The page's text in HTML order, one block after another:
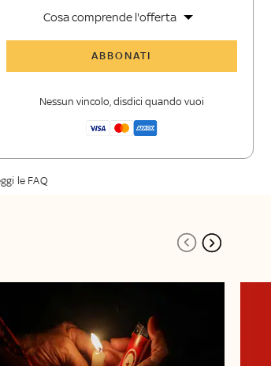
Cosa comprende l'offerta
ABBONATI
Nessun vincolo, disdici quando vuoi
le FAQ